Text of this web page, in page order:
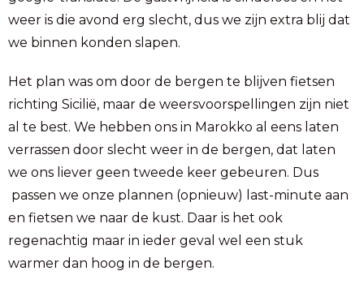
weer is die avond erg slecht, dus we zijn extra blij dat
we binnen konden slapen.
Het plan was om door de bergen te blijven fietsen
richting Sicilië, maar de weersvoorspellingen zijn niet
al te best. We hebben ons in Marokko al eens laten
verrassen door slecht weer in de bergen, dat laten
we ons liever geen tweede keer gebeuren. Dus
passen we onze plannen (opnieuw) last-minute aan
en fietsen we naar de kust. Daar is het ook
regenachtig maar in ieder geval wel een stuk
warmer dan hoog in de bergen.